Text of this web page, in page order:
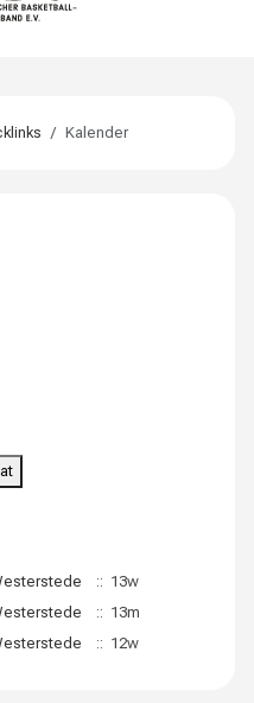
Kalender
:: 13w
:: 13m
:: 12w